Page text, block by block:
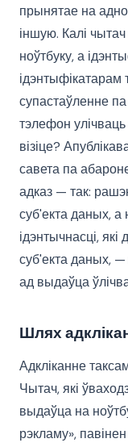
прынятае на
іншую. Калі
ноўтбуку, а
супастаўленне
тэлефон
візіце?
савета па
адказ — так:
суб'екта даных,
ідэнтычнасці,
суб'екта даных,
ад выдаўца
Шлях
Адкліканне
Чытач, які
выдаўца на
рэкламу»,